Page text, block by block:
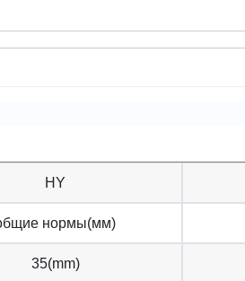
HY
нормы(мм)
35(mm)